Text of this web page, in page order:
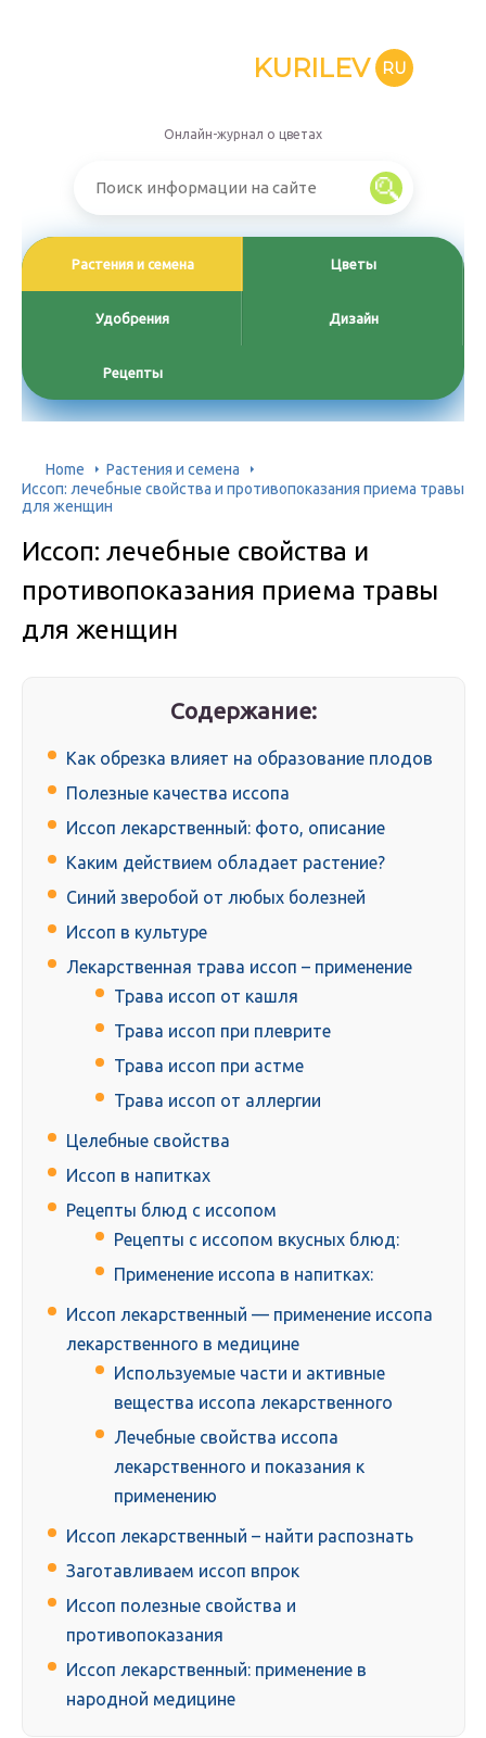
KURILEV RU
Онлайн-журнал о цветах
Растения и семена Цветы
Удобрения Дизайн
Рецепты
Home
Растения и семена
Иссоп: лечебные свойства и противопоказания приема травы
для женщин
Иссоп: лечебные свойства и
противопоказания приема травы
для женщин
Содержание:
Как обрезка влияет на образование плодов
Полезные качества иссопа
Иссоп лекарственный: фото, описание
Каким действием обладает растение?
Синий зверобой от любых болезней
Иссоп в культуре
Лекарственная трава иссоп – применение
Трава иссоп от кашля
Трава иссоп при плеврите
Трава иссоп при астме
Трава иссоп от аллергии
Целебные свойства
Иссоп в напитках
Рецепты блюд с иссопом
Рецепты с иссопом вкусных блюд:
Применение иссопа в напитках:
Иссоп лекарственный — применение иссопа
лекарственного в медицине
Используемые части и активные
вещества иссопа лекарственного
Лечебные свойства иссопа
лекарственного и показания к
применению
Иссоп лекарственный – найти распознать
Заготавливаем иссоп впрок
Иссоп полезные свойства и
противопоказания
Иссоп лекарственный: применение в
народной медицине